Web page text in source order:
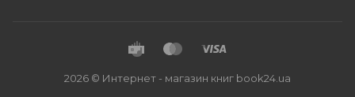
2026 © Интернет - магазин книг book24.ua